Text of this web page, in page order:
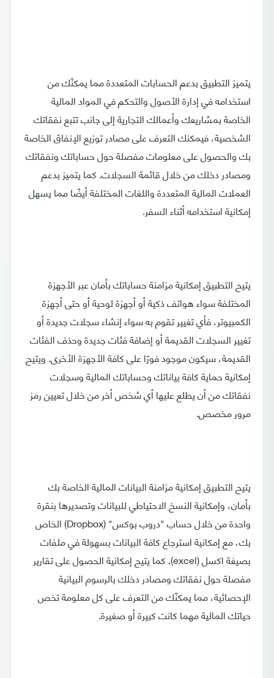
يتميز التطبيق بدعم الحسابات المتعددة مما يمكنّك من
استخدامه في إدارة الأصول والتحكم في المواد المالية
الخاصة بمشاريعك وأعمالك التجارية إلى جانب تتبع نفقاتك
الشخصية، فيمكنك التعرف على مصادر توزيع الإنفاق الخاصة
بك والحصول على معلومات مفصلة حول حساباتك ونفقاتك
ومصادر دخلك من خلال قائمة السجلات. كما يتميز بدعم
العملات المالية المتعددة واللغات المختلفة أيضًا مما يسهل
إمكانية استخدامه أثناء السفر.
يتيح التطبيق إمكانية مزامنة حساباتك بأمان عبر الأجهزة
المختلفة سواء هواتف ذكية أو أجهزة لوحية أو حتى أجهزة
الكمبيوتر، فأي تغيير تقوم به سواء إنشاء سجلات جديدة أو
تغيير السجلات القديمة أو إضافة فئات جديدة وحذف الفئات
القديمة، سيكون موجود فورًا على كافة الأجهزة الأخرى. ويتيح
إمكانية حماية كافة بياناتك وحساباتك المالية وسجلات
نفقاتك من أن يطلع عليها أي شخص أخر من خلال تعيين رمز
مرور مخصص.
يتيح التطبيق إمكانية مزامنة البيانات المالية الخاصة بك
بأمان، وإمكانية النسخ الاحتياطي للبيانات وتصديرها بنقرة
واحدة من خلال حساب "دروب بوكس" (Dropbox) الخاص
بك، مع إمكانية استرجاع كافة البيانات بسهولة في ملفات
بصيغة اكسل (excel). كما يتيح إمكانية الحصول على تقارير
مفصلة حول نفقاتك ومصادر دخلك بالرسوم البيانية
الإحصائية، مما يمكنّك من التعرف على كل معلومة تخص
حياتك المالية مهما كانت كبيرة أو صغيرة.